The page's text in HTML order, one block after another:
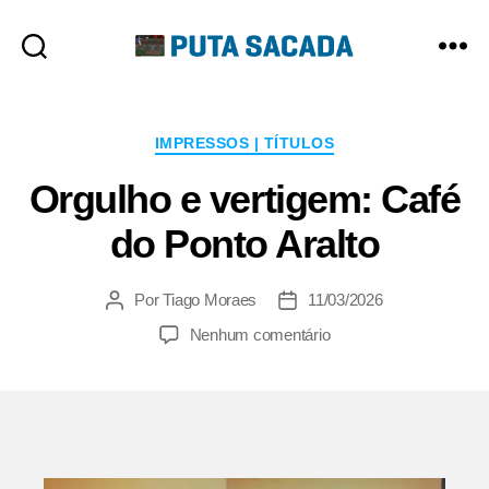
Categorias
IMPRESSOS | TÍTULOS
Orgulho e vertigem: Café
do Ponto Aralto
AutorPorTiago Moraes
Data11/03/2026
Nenhum comentárioem
Ponto